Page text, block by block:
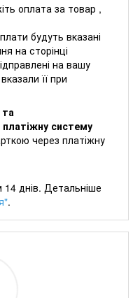
оплата за товар ,
будуть вказані
на сторінці
на вашу
її при
систему
через платіжну
днів. Детальніше
.